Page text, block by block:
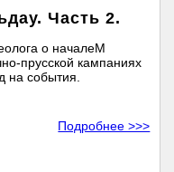
Часть 2.
о началеМ
прусской кампаниях
на события.
Подробнее >>>